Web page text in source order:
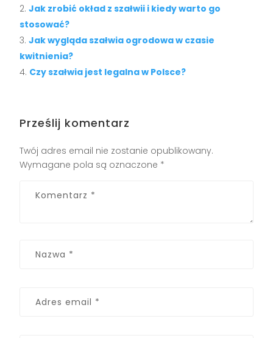
Jak zrobić okład z szałwii i kiedy warto go
stosować?
Jak wygląda szałwia ogrodowa w czasie
kwitnienia?
Czy szałwia jest legalna w Polsce?
Prześlij komentarz
Twój adres email nie zostanie opublikowany.
Wymagane pola są oznaczone *